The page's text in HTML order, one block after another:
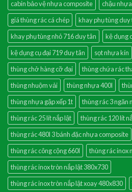
cabin bảo vệ nhựa composite
chậu nhựa
giá thùng rác cá chép
khay phụ tùng
khay phụ tùng nhỏ 716 duy tân
kệ dụng
kệ dụng cụ đại 719 duy tân
sọt nhựa kín
thùng chở hàng cỡ đại
thùng chứa rác
thùng nhuộm vải
thùng nhựa 400l
thùng nhựa gập xếp 1t
thùng rác 3 ngăn
thùng rác 25 lít nắp lật
thùng rác 120 lít
thùng rác 480l 3 bánh đặc nhựa composite
thùng rác công cộng 660l
thùng rác inox
thùng rác inox tròn nắp lật 380x730
thùng rác inox tròn nắp lật xoay 480x830